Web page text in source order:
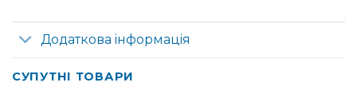
Додаткова інформація
СУПУТНІ ТОВАРИ